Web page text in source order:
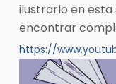
ilustrarlo en esta
encontrar
https://